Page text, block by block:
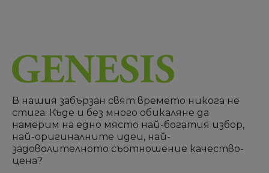
В нашия забързан свят времето никога не
стига. Къде и без много обикаляне да
намерим на едно място най-богатия избор,
най-оригиналните идеи, най-
задоволителното съотношение качество-
цена?